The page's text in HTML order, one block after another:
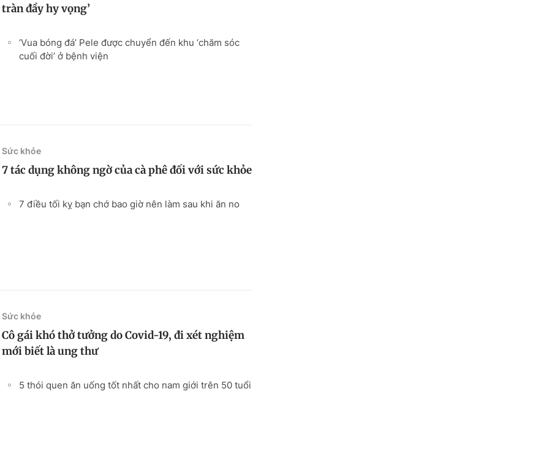
tràn đầy hy vọng’
‘Vua bóng đá’ Pele được chuyển đến khu ‘chăm sóc
cuối đời’ ở bệnh viện
Sức khỏe
7 tác dụng không ngờ của cà phê đối với sức khỏe
7 điều tối kỵ bạn chớ bao giờ nên làm sau khi ăn no
Sức khỏe
Cô gái khó thở tưởng do Covid-19, đi xét nghiệm
mới biết là ung thư
5 thói quen ăn uống tốt nhất cho nam giới trên 50 tuổi